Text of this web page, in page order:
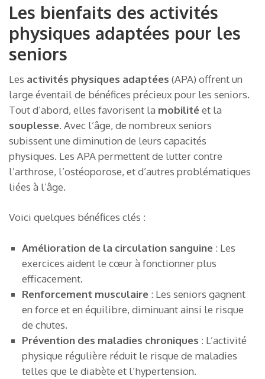
Les bienfaits des activités
physiques adaptées pour les
seniors
Les activités physiques adaptées (APA) offrent un
large éventail de bénéfices précieux pour les seniors.
Tout d’abord, elles favorisent la mobilitéet la
souplesse. Avec l’âge, de nombreux seniors
subissent une diminution de leurs capacités
physiques. Les APA permettent de lutter contre
l’arthrose, l’ostéoporose, et d’autres problématiques
liées à l’âge.
Voici quelques bénéfices clés :
Amélioration de la circulation sanguine : Les
exercices aident le cœur à fonctionner plus
efficacement.
Renforcement musculaire : Les seniors gagnent
en force et en équilibre, diminuant ainsi le risque
de chutes.
Prévention des maladies chroniques : L’activité
physique régulière réduit le risque de maladies
telles que le diabète et l’hypertension.